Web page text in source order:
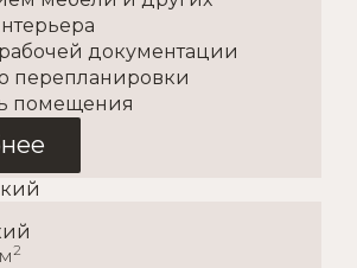
документации
перепланировки
помещения
2